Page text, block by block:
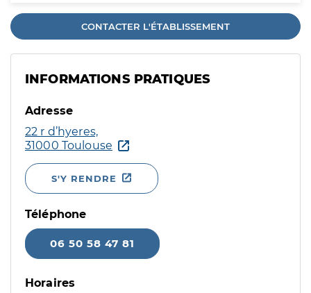
CONTACTER L'ÉTABLISSEMENT
INFORMATIONS PRATIQUES
Adresse
22 r d’hyeres,
31000 Toulouse
S'Y RENDRE
Téléphone
06 50 58 47 81
Horaires